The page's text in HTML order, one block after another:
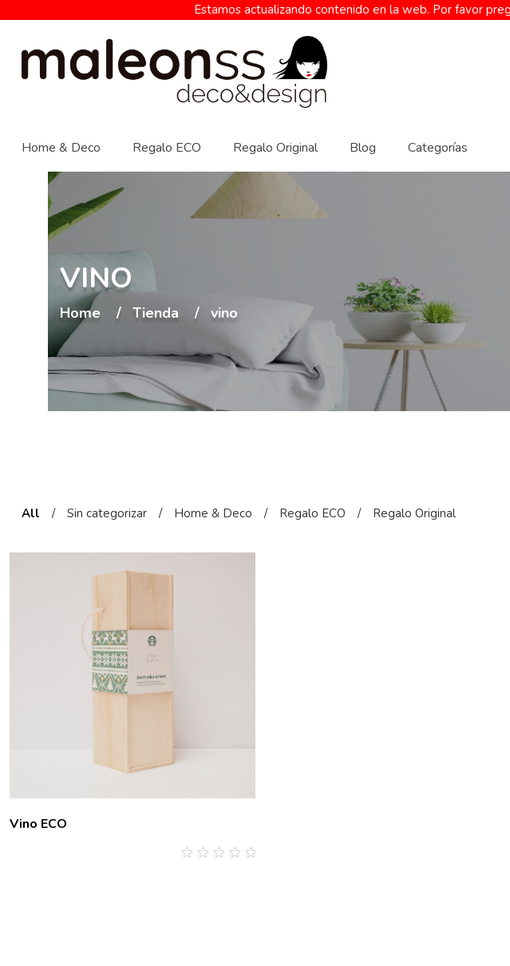
Estamos actualizando contenido en la web. Por favor
Home & Deco Regalo ECO Regalo Original Blog Categorías
VINO
Home Tienda vino
All / Sin categorizar / Home & Deco / Regalo ECO / Regalo Original
Vino ECO